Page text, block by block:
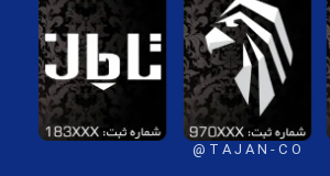
T A J A N - C O @